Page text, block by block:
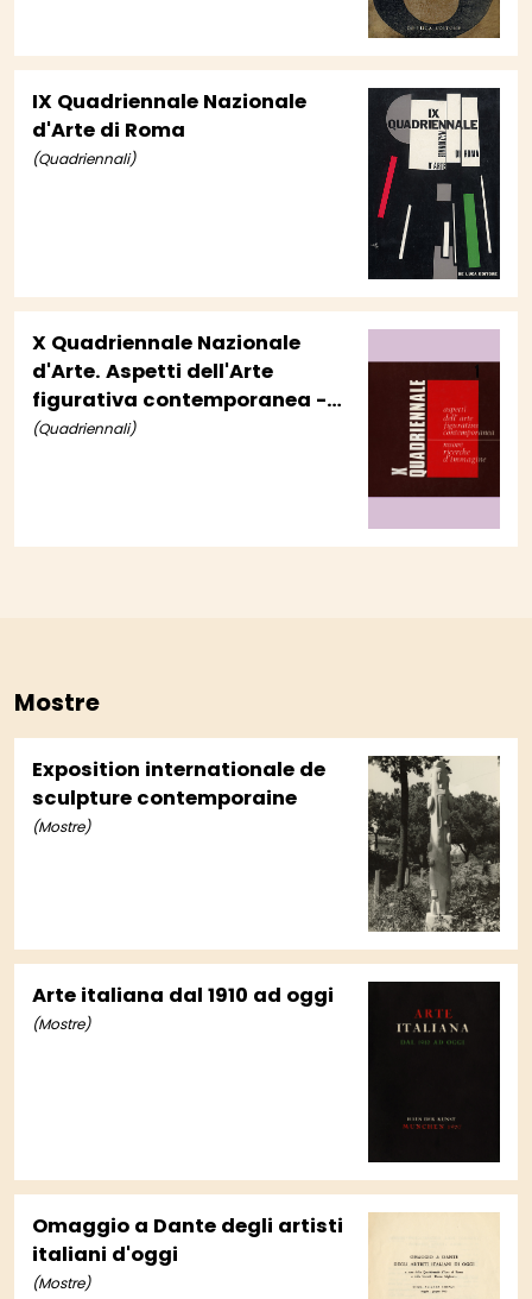
IX Quadriennale Nazionale
d'Arte di Roma
(Quadriennali)
X Quadriennale Nazionale
d'Arte. Aspetti dell'Arte
figurativa contemporanea -
Nuove ricerche d'immagine
(Quadriennali)
Mostre
Exposition internationale de
sculpture contemporaine
(Mostre)
Arte italiana dal 1910 ad oggi
(Mostre)
Omaggio a Dante degli artisti
italiani d'oggi
(Mostre)